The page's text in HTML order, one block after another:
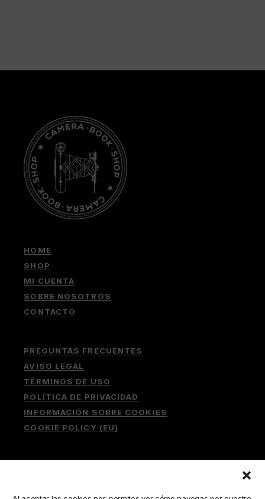
HOME
SHOP
MI CUENTA
SOBRE NOSOTROS
CONTACTO
PREGUNTAS FRECUENTES
AVISO LEGAL
TÉRMINOS DE USO
POLÍTICA DE PRIVACIDAD
INFORMACIÓN SOBRE COOKIES
COOKIE POLICY (EU)
Buscar: